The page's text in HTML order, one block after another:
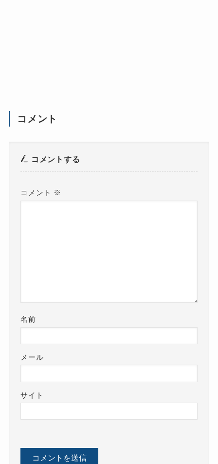
コメント
コメントする
コメント ※
名前
メール
サイト